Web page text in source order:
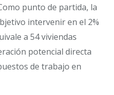
punto de partida, la
intervenir en el 2%
a 54 viviendas
potencial directa
de trabajo en